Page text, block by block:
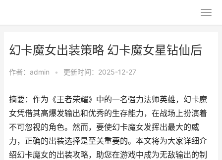
幻卡魔女出装策略 幻卡魔女星钻仙后
作者： admin • 更新时间：2025-12-27
摘要：作为《王者荣耀》中的一名强力法师英雄，幻卡魔
女凭借其高爆发输出和优秀的生存能力，在战场上扮演着
不可忽视的角色。然而，要使幻卡魔女发挥出最大的威
力，正确的出装选择是至关重要的。本文将为大家详细介
绍幻卡魔女的出装攻略，助您在游戏中成为无敌输出的制